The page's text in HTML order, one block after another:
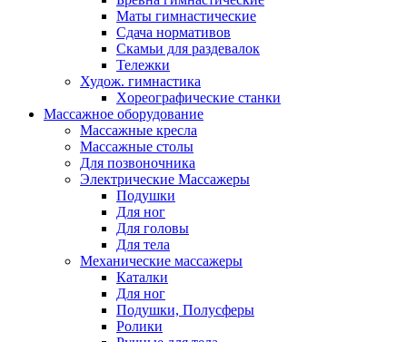
Маты гимнастические
Сдача нормативов
Скамьи для раздевалок
Тележки
Худож. гимнастика
Xореографические станки
Массажное оборудование
Массажные кресла
Массажные столы
Для позвоночника
Электрические Массажеры
Подушки
Для ног
Для головы
Для тела
Механические массажеры
Каталки
Для ног
Подушки, Полусферы
Ролики